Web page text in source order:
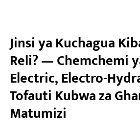
Jinsi ya Kuchagua
Reli? — Chemchemi
Electric, Electro-
Tofauti Kubwa za
Matumizi